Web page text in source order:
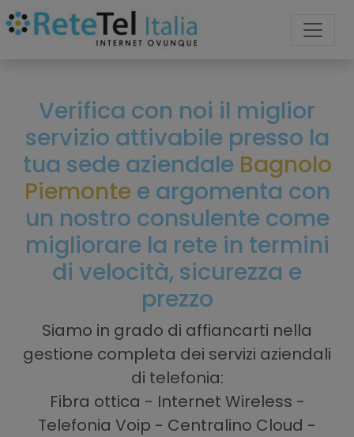
Verifica con noi il miglior
servizio attivabile presso la
tua sede aziendale Bagnolo
Piemontee argomenta con
un nostro consulente come
migliorare la rete in termini
di velocità, sicurezza e
prezzo
Siamo in grado di affiancarti nella
gestione completa dei servizi aziendali
di telefonia:
Fibra ottica - Internet Wireless -
Telefonia Voip - Centralino Cloud -